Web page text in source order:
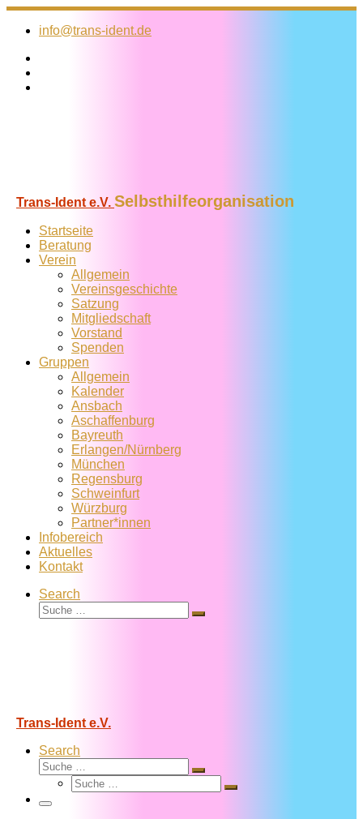
Zum
Inhalt
info@trans-ident.de
Trans-Ident e.V. Selbsthilfeorganisation
Startseite
Beratung
Verein
Allgemein
Vereins­geschichte
Satzung
Mitglied­schaft
Vorstand
Spenden
Gruppen
Allgemein
Kalender
Ansbach
Aschaffenburg
Bayreuth
Erlangen/Nürnberg
München
Regensburg
Schweinfurt
Würzburg
Partner*innen
Infobereich
Aktuelles
Kontakt
Search
Suche
Suche
Trans-Ident e.V.
Search
Suche
Suche
Suche
Suche
Menü